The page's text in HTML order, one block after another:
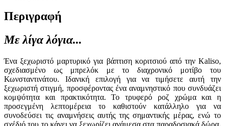
Περιγραφή
Με λίγα λόγια...
Ένα ξεχωριστό μαρτυρικό για βάπτιση κοριτσιού από την Kaliso,
σχεδιασμένο ως μπρελόκ με το διαχρονικό μοτίβο του
Κωνσταντινάτου. Ιδανική επιλογή για να τιμήσετε αυτή την
ξεχωριστή στιγμή, προσφέροντας ένα αναμνηστικό που συνδυάζει
κομψότητα και πρακτικότητα. Το τρυφερό ροζ χρώμα και η
προσεγμένη λεπτομέρεια το καθιστούν κατάλληλο για να
συνοδεύσει τις αναμνήσεις αυτής της σημαντικής μέρας, ενώ το